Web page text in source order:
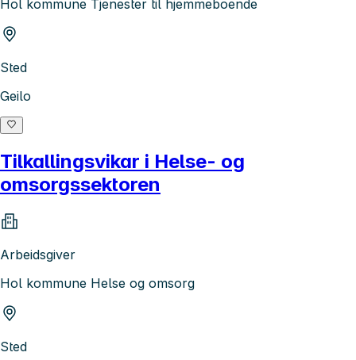
Hol kommune Tjenester til hjemmeboende
Sted
Geilo
Tilkallingsvikar i Helse- og
omsorgssektoren
Arbeidsgiver
Hol kommune Helse og omsorg
Sted